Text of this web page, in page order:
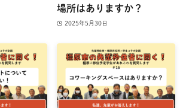
場所はありますか？
2025年5月30日